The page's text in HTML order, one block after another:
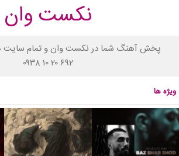
نکست وان
پخش آهنگ شما در نکست وان و تمام سایت
۰۹۳۸ ۱۰ ۲۰ ۶۹۲
ویژه ها